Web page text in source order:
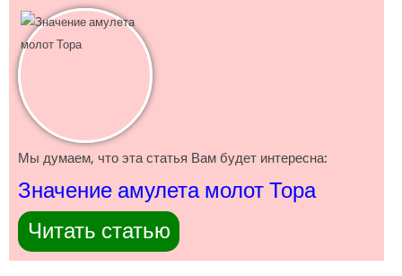
Мы думаем, что эта статья Вам будет интересна:
Значение амулета молот Тора
Читать статью